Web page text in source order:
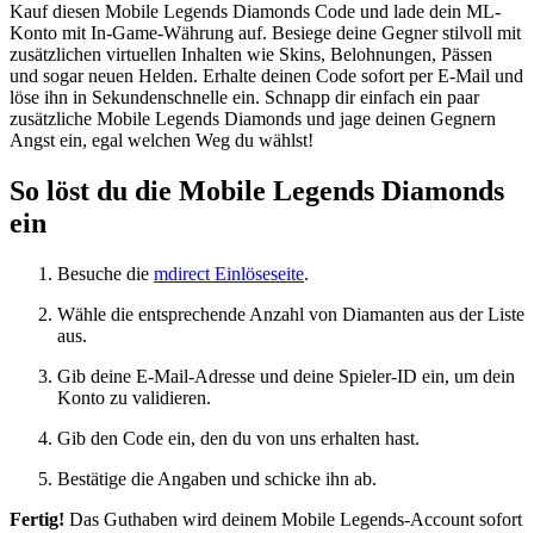
Kauf diesen Mobile Legends Diamonds Code und lade dein ML-
Konto mit In-Game-Währung auf. Besiege deine Gegner stilvoll mit
zusätzlichen virtuellen Inhalten wie Skins, Belohnungen, Pässen
und sogar neuen Helden. Erhalte deinen Code sofort per E-Mail und
löse ihn in Sekundenschnelle ein. Schnapp dir einfach ein paar
zusätzliche Mobile Legends Diamonds und jage deinen Gegnern
Angst ein, egal welchen Weg du wählst!
So löst du die Mobile Legends Diamonds
ein
Besuche die mdirect Einlöseseite.
Wähle die entsprechende Anzahl von Diamanten aus der Liste
aus.
Gib deine E-Mail-Adresse und deine Spieler-ID ein, um dein
Konto zu validieren.
Gib den Code ein, den du von uns erhalten hast.
Bestätige die Angaben und schicke ihn ab.
Fertig! Das Guthaben wird deinem Mobile Legends-Account sofort